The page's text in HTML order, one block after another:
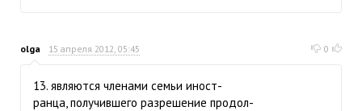
olga 15 апреля 2012, 05:45 0
13. являются членами семьи иност-
ранца, получившего разрешение продол-